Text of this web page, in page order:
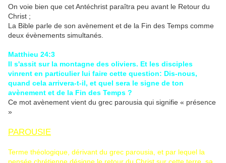
On voie bien que cet Antéchrist paraîtra peu avant le Retour du
Christ ;
La Bible parle de son avènement et de la Fin des Temps comme
deux évènements simultanés.
Matthieu 24:3
Il s'assit sur la montagne des oliviers. Et les disciples
vinrent en particulier lui faire cette question: Dis-nous,
quand cela arrivera-t-il, et quel sera le signe de ton
avènement et de la Fin des Temps ?
Ce mot avènement vient du grec parousia qui signifie « présence
»
PAROUSIE
Terme théologique, dérivant du grec parousia, et par lequel la